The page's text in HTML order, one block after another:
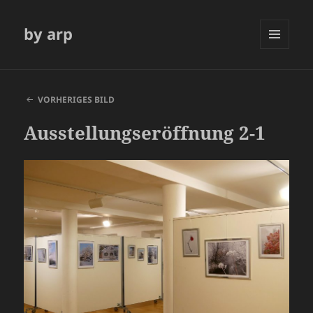
by arp
VORHERIGES BILD
Ausstellungseröffnung 2-1